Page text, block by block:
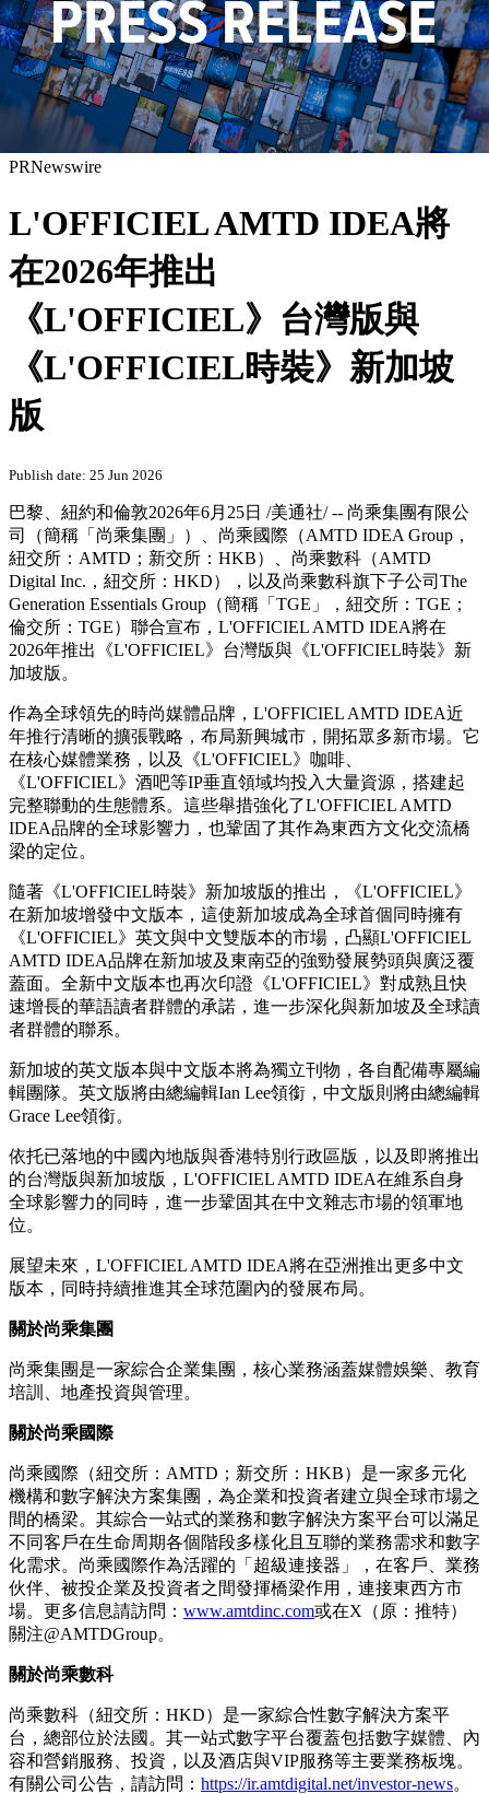
PRNewswire
L'OFFICIEL AMTD IDEA將
在2026年推出
《L'OFFICIEL》台灣版與
《L'OFFICIEL時裝》新加坡
版
Publish date: 25 Jun 2026
巴黎、紐約和倫敦2026年6月25日 /美通社/ -- 尚乘集團有限公
司（簡稱「尚乘集團」）、尚乘國際（AMTD IDEA Group，
紐交所：AMTD；新交所：HKB）、尚乘數科（AMTD
Digital Inc.，紐交所：HKD），以及尚乘數科旗下子公司The
Generation Essentials Group（簡稱「TGE」，紐交所：TGE；
倫交所：TGE）聯合宣布，L'OFFICIEL AMTD IDEA將在
2026年推出《L'OFFICIEL》台灣版與《L'OFFICIEL時裝》新
加坡版。
作為全球領先的時尚媒體品牌，L'OFFICIEL AMTD IDEA近
年推行清晰的擴張戰略，布局新興城市，開拓眾多新市場。它
在核心媒體業務，以及《L'OFFICIEL》咖啡、
《L'OFFICIEL》酒吧等IP垂直領域均投入大量資源，搭建起
完整聯動的生態體系。這些舉措強化了L'OFFICIEL AMTD
IDEA品牌的全球影響力，也鞏固了其作為東西方文化交流橋
梁的定位。
隨著《L'OFFICIEL時裝》新加坡版的推出，《L'OFFICIEL》
在新加坡增發中文版本，這使新加坡成為全球首個同時擁有
《L'OFFICIEL》英文與中文雙版本的市場，凸顯L'OFFICIEL
AMTD IDEA品牌在新加坡及東南亞的強勁發展勢頭與廣泛覆
蓋面。全新中文版本也再次印證《L'OFFICIEL》對成熟且快
速增長的華語讀者群體的承諾，進一步深化與新加坡及全球讀
者群體的聯系。
新加坡的英文版本與中文版本將為獨立刊物，各自配備專屬編
輯團隊。英文版將由總編輯Ian Lee領銜，中文版則將由總編輯
Grace Lee領銜。
依托已落地的中國內地版與香港特別行政區版，以及即將推出
的台灣版與新加坡版，L'OFFICIEL AMTD IDEA在維系自身
全球影響力的同時，進一步鞏固其在中文雜志市場的領軍地
位。
展望未來，L'OFFICIEL AMTD IDEA將在亞洲推出更多中文
版本，同時持續推進其全球范圍內的發展布局。
關於尚乘集團
尚乘集團是一家綜合企業集團，核心業務涵蓋媒體娛樂、教育
培訓、地產投資與管理。
關於尚乘國際
尚乘國際（紐交所：AMTD；新交所：HKB）是一家多元化
機構和數字解決方案集團，為企業和投資者建立與全球市場之
間的橋梁。其綜合一站式的業務和數字解決方案平台可以滿足
不同客戶在生命周期各個階段多樣化且互聯的業務需求和數字
化需求。尚乘國際作為活躍的「超級連接器」，在客戶、業務
伙伴、被投企業及投資者之間發揮橋梁作用，連接東西方市
場。更多信息請訪問： www.amtdinc.com或在X（原：推特）
關注@AMTDGroup。
關於尚乘數科
尚乘數科（紐交所：HKD）是一家綜合性數字解決方案平
台，總部位於法國。其一站式數字平台覆蓋包括數字媒體、內
容和營銷服務、投資，以及酒店與VIP服務等主要業務板塊。
有關公司公告，請訪問： https://ir.amtdigital.net/investor-news。